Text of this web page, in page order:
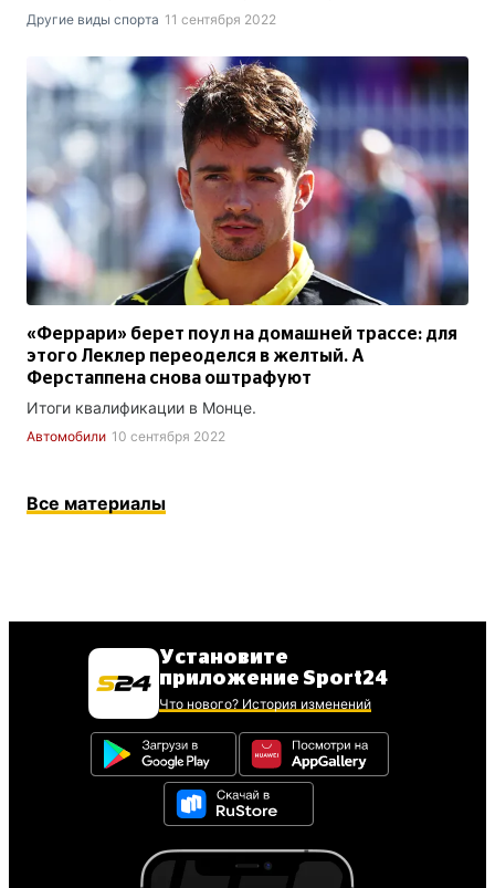
Другие виды спорта 11 сентября 2022
«Феррари» берет поул на домашней трассе: для
этого Леклер переоделся в желтый. А
Ферстаппена снова оштрафуют
Итоги квалификации в Монце.
Автомобили 10 сентября 2022
Все материалы
Установите
приложение Sport24
Что нового? История изменений